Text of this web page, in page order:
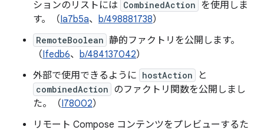
ションのリストには CombinedAction を使用しま
す。（Ia7b5a、 b/498881738）
RemoteBoolean 静的ファクトリを公開します。
（Ifedb6、 b/484137042）
外部で使用できるように hostAction と
combinedAction のファクトリ関数を公開しまし
た。（I78002）
リモート Compose コンテンツをプレビューするた